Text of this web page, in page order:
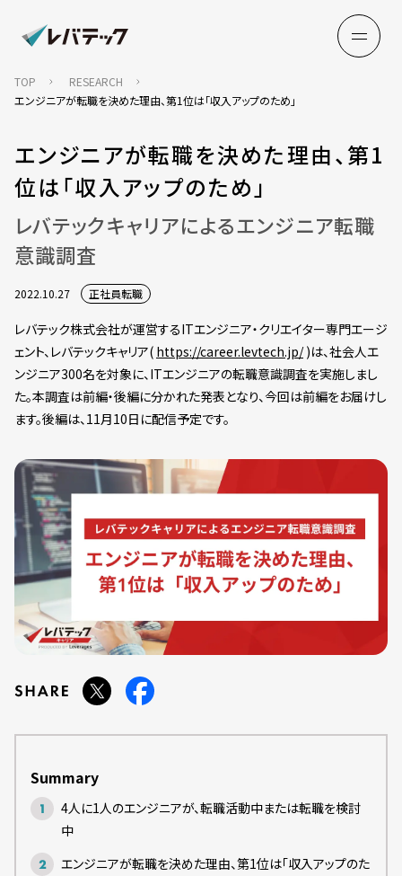
TOP
RESEARCH
エンジニアが転職を決めた理由、第1位は「収入アップのため」
エンジニアが転職を決めた理由、第1
位は「収入アップのため」
レバテックキャリアによるエンジニア転職
意識調査
2022.10.27 正社員転職
レバテック株式会社が運営するITエンジニア・クリエイター専門エージ
ェント、レバテックキャリア( https://career.levtech.jp/)は、社会人エ
ンジニア300名を対象に、ITエンジニアの転職意識調査を実施しまし
た。本調査は前編・後編に分かれた発表となり、今回は前編をお届けし
ます。後編は、11月10日に配信予定です。
Summary
4人に1人のエンジニアが、転職活動中または転職を検討
中
エンジニアが転職を決めた理由、第1位は「収入アップのた